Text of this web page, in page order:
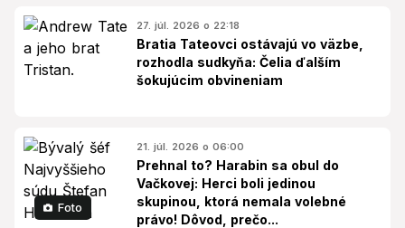
27. júl. 2026 o 22:18
Bratia Tateovci ostávajú vo väzbe,
rozhodla sudkyňa: Čelia ďalším
šokujúcim obvineniam
Foto
21. júl. 2026 o 06:00
Prehnal to? Harabin sa obul do
Vačkovej: Herci boli jedinou
skupinou, ktorá nemala volebné
právo! Dôvod, prečo...